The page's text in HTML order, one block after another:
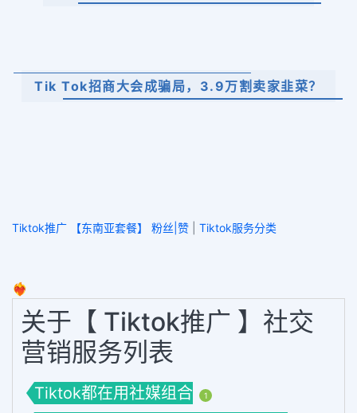
Tik Tok招商大会成骗局，3.9万割卖家韭菜？
Tiktok推广 【东南亚套餐】 粉丝|赞 Tiktok服务分类
❤️‍🔥
关于【 Tiktok推广 】社交
营销服务列表
Tiktok都在用社媒组合 1